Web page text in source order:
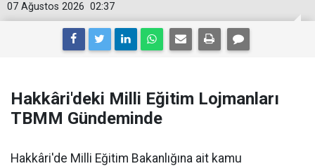
02:37
07 Ağustos 2026
Hakkâri'deki Milli Eğitim Lojmanları
TBMM Gündeminde
Hakkâri'de Milli Eğitim Bakanlığına ait kamu